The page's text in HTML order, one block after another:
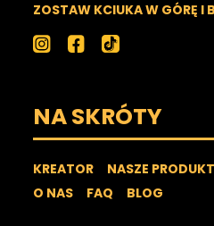
ZOSTAW KCIUKA W GÓRĘ I
NA SKRÓTY
KREATOR NASZE
O NAS
FAQ BLOG